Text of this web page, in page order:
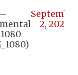
September
2, 2024